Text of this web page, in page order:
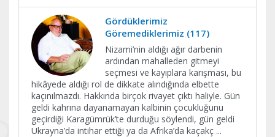
Gördüklerimiz
Göremediklerimiz (117)
Nizami’nin aldığı ağır darbenin
ardından mahalleden gitmeyi
seçmesi ve kayıplara karışması, bu
hikâyede aldığı rol de dikkate alındığında elbette
kaçınılmazdı. Hakkında birçok rivayet çıktı haliyle. Gün
geldi kahrına dayanamayan kalbinin çocukluğunu
geçirdiği Karagümrük’te durduğu söylendi, gün geldi
Ukrayna’da intihar ettiği ya da Afrika’da kaçakç ...